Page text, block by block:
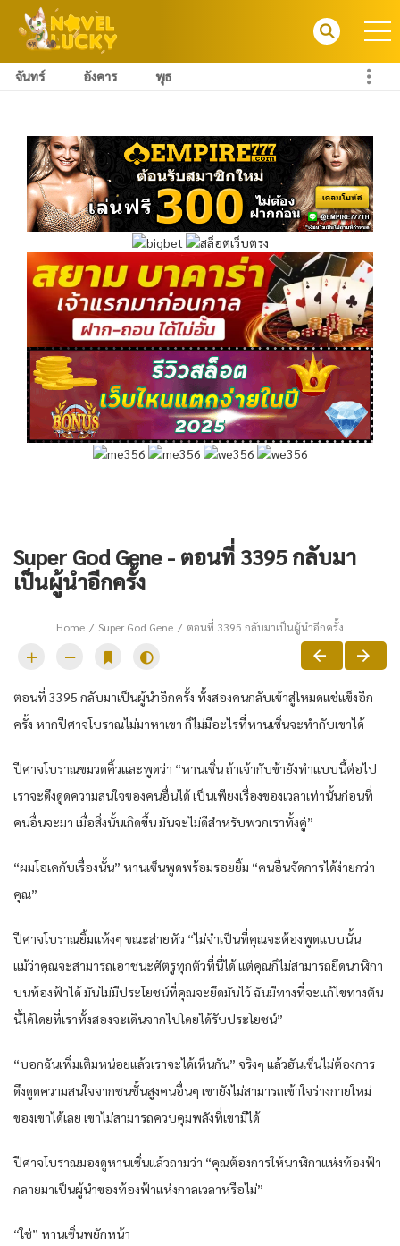
จันทร์ อังคาร พุธ
Super God Gene - ตอนที่ 3395 กลับมา
เป็นผู้นำอีกครั้ง
Home Super God Gene ตอนที่ 3395 กลับมาเป็นผู้นำอีกครั้ง
ตอนที่ 3395 กลับมาเป็นผู้นำอีกครั้ง ทั้งสองคนกลับเข้าสู่โหมดแช่แข็งอีก
ครั้ง หากปีศาจโบราณไม่มาหาเขา ก็ไม่มีอะไรที่หานเซิ่นจะทำกับเขาได้
ปีศาจโบราณขมวดคิ้วและพูดว่า “หานเซิ่น ถ้าเจ้ากับข้ายังทำแบบนี้ต่อไป
เราจะดึงดูดความสนใจของคนอื่นได้ เป็นเพียงเรื่องของเวลาเท่านั้นก่อนที่
คนอื่นจะมา เมื่อสิ่งนั้นเกิดขึ้น มันจะไม่ดีสำหรับพวกเราทั้งคู่”
“ผมโอเคกับเรื่องนั้น” หานเซ็นพูดพร้อมรอยยิ้ม “คนอื่นจัดการได้ง่ายกว่า
คุณ”
ปีศาจโบราณยิ้มแห้งๆ ขณะส่ายหัว “ไม่จำเป็นที่คุณจะต้องพูดแบบนั้น
แม้ว่าคุณจะสามารถเอาชนะศัตรูทุกตัวที่นี่ได้ แต่คุณก็ไม่สามารถยึดนาฬิกา
บนท้องฟ้าได้ มันไม่มีประโยชน์ที่คุณจะยึดมันไว้ ฉันมีทางที่จะแก้ไขทางตัน
นี้ได้โดยที่เราทั้งสองจะเดินจากไปโดยได้รับประโยชน์”
“บอกฉันเพิ่มเติมหน่อยแล้วเราจะได้เห็นกัน” จริงๆ แล้วฮันเซ็นไม่ต้องการ
ดึงดูดความสนใจจากชนชั้นสูงคนอื่นๆ เขายังไม่สามารถเข้าใจร่างกายใหม่
ของเขาได้เลย เขาไม่สามารถควบคุมพลังที่เขามีได้
ปีศาจโบราณมองดูหานเซิ่นแล้วถามว่า “คุณต้องการให้นาฬิกาแห่งท้องฟ้า
กลายมาเป็นผู้นำของท้องฟ้าแห่งกาลเวลาหรือไม่”
“ใช่” หานเซิ่นพยักหน้า